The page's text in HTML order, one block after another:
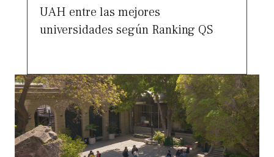
UAH entre las mejores
universidades según Ranking QS